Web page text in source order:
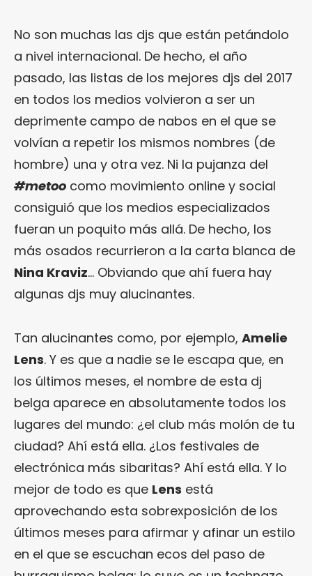
No son muchas las djs que están petándolo
a nivel internacional. De hecho, el año
pasado, las listas de los mejores djs del 2017
en todos los medios volvieron a ser un
deprimente campo de nabos en el que se
volvían a repetir los mismos nombres (de
hombre) una y otra vez. Ni la pujanza del
#metoo como movimiento online y social
consiguió que los medios especializados
fueran un poquito más allá. De hecho, los
más osados recurrieron a la carta blanca de
Nina Kraviz… Obviando que ahí fuera hay
algunas djs muy alucinantes.
Tan alucinantes como, por ejemplo, Amelie
Lens. Y es que a nadie se le escapa que, en
los últimos meses, el nombre de esta dj
belga aparece en absolutamente todos los
lugares del mundo: ¿el club más molón de tu
ciudad? Ahí está ella. ¿Los festivales de
electrónica más sibaritas? Ahí está ella. Y lo
mejor de todo es que Lens está
aprovechando esta sobrexposición de los
últimos meses para afirmar y afinar un estilo
en el que se escuchan ecos del paso de